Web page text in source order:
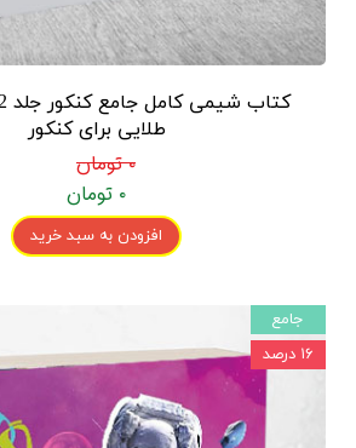
طلایی برای کنکور
۰ تومان
۰ تومان
افزودن به سبد خرید
جامع
۱۶ درصد